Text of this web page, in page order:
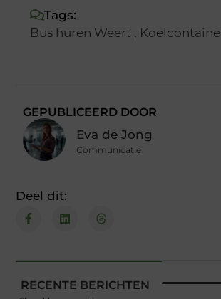
Tags:
Bus huren Weert ,
GEPUBLICEERD DOOR
Eva de Jong
Communicatie
Deel dit:
RECENTE BERICHTEN